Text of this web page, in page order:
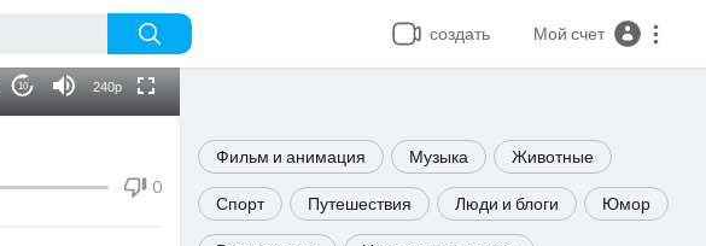
создать Мой счет
10 240p
Фильм и анимация Музыка Животные
Спорт Путешествия Люди и блоги Юмор
0